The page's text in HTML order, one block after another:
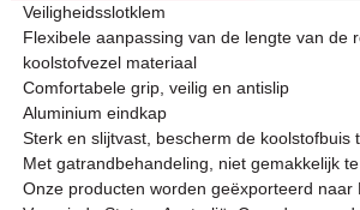
Veiligheidsslotklem
Flexibele aanpassing van de lengte van de
koolstofvezel materiaal
Comfortabele grip, veilig en antislip
Aluminium eindkap
Sterk en slijtvast, bescherm de koolstofbuis
Met gatrandbehandeling, niet gemakkelijk
Onze producten worden geëxporteerd naar